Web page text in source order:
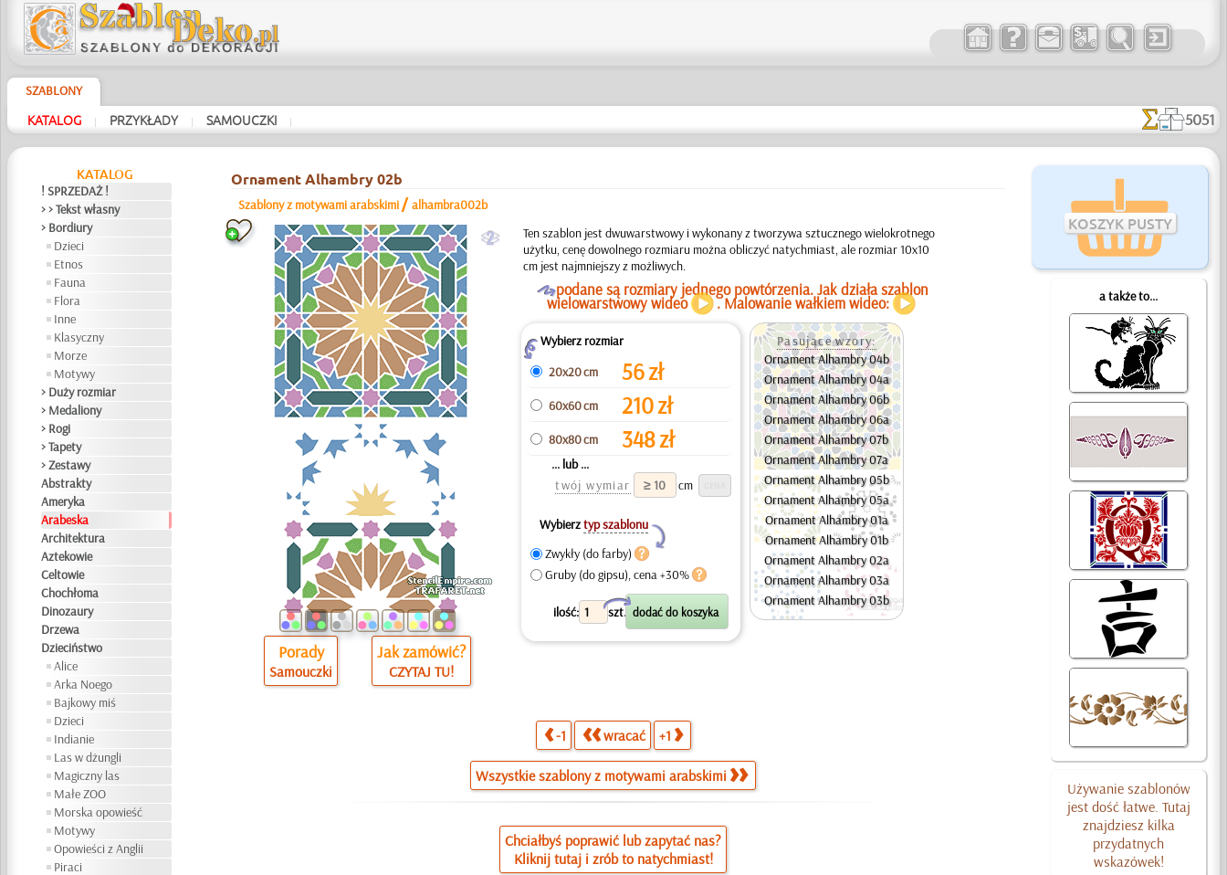
SZABLONY
KATALOG | PRZYKŁADY | SAMOUCZKI | 5051
KATALOG
! SPRZEDAŻ !
> > Tekst własny
> Bordiury
Dzieci
Etnos
Fauna
Flora
Inne
Klasyczny
Morze
Motywy
> Duży rozmiar
> Medaliony
> Rogi
> Tapety
> Zestawy
Abstrakty
Ameryka
Arabeska
Architektura
Aztekowie
Celtowie
Chochłoma
Dinozaury
Drzewa
Dzieciństwo
Alice
Arka Noego
Bajkowy miś
Dzieci
Indianie
Las w dżungli
Magiczny las
Małe ZOO
Morska opowieść
Motywy
Opowieści z Anglii
Piraci
KOSZYK PUSTY
a także to...
Używanie szablonów
jest dość łatwe. Tutaj
znajdziesz kilka
przydatnych
wskazówek!
Ornament Alhambry 02b
Szablony z motywami arabskimi /alhambra002b
b
Porady
Samouczki
Jak zamówić?
CZYTAJ TU!
Ten szablon jest dwuwarstwowy i wykonany z tworzywa sztucznego wielokrotnego
użytku, cenę dowolnego rozmiaru można obliczyć natychmiast, ale rozmiar 10x10
cm jest najmniejszy z możliwych.
Opodane są rozmiary jednego powtórzenia. Jak działa szablon
wielowarstwowy wideo . Malowanie wałkiem wideo:
ZWybierz rozmiar
20x20 cm
56zł
60x60 cm 210zł
80x80 cm 348zł
... lub ...
twój wymiar
cm
Wybierztyp szablonu
Y
Zwykły (do farby)
Gruby (do gipsu), cena +30%
ilość: szt.
X
Pasujące wzory:
Ornament Alhambry 04b
Ornament Alhambry 04a
Ornament Alhambry 06b
Ornament Alhambry 06a
Ornament Alhambry 07b
Ornament Alhambry 07a
Ornament Alhambry 05b
Ornament Alhambry 05a
Ornament Alhambry 01a
Ornament Alhambry 01b
Ornament Alhambry 02a
Ornament Alhambry 03a
Ornament Alhambry 03b
-1 wracać +1
Wszystkie szablony z motywami arabskimi
Chciałbyś poprawić lub zapytać nas?
Kliknij tutaj i zrób to natychmiast!